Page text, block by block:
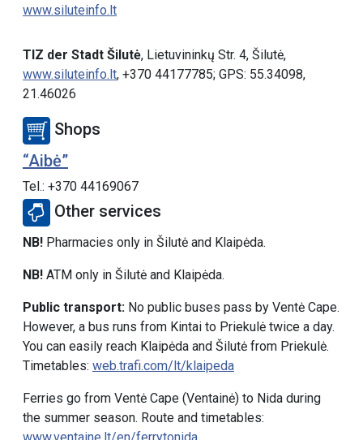
www.siluteinfo.lt
TIZ der Stadt Šilutė, Lietuvininkų Str. 4, Šilutė,
www.siluteinfo.lt, +370 44177785; GPS: 55.34098,
21.46026
Shops
“Aibė”
Tel.: +370 44169067
Other services
NB! Pharmacies only in Šilutė and Klaipėda.
NB! ATM only in Šilutė and Klaipėda.
Public transport: No public buses pass by Ventė Cape.
However, a bus runs from Kintai to Priekulė twice a day.
You can easily reach Klaipėda and Šilutė from Priekulė.
Timetables: web.trafi.com/lt/klaipeda
Ferries go from Ventė Cape (Ventainė) to Nida during
the summer season. Route and timetables: